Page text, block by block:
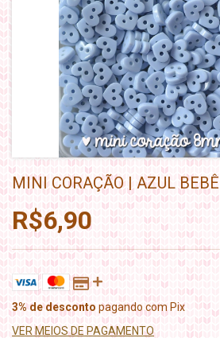
MINI CORAÇÃO | AZUL
R$6,90
3% de desconto pagando com Pix
VER MEIOS DE PAGAMENTO